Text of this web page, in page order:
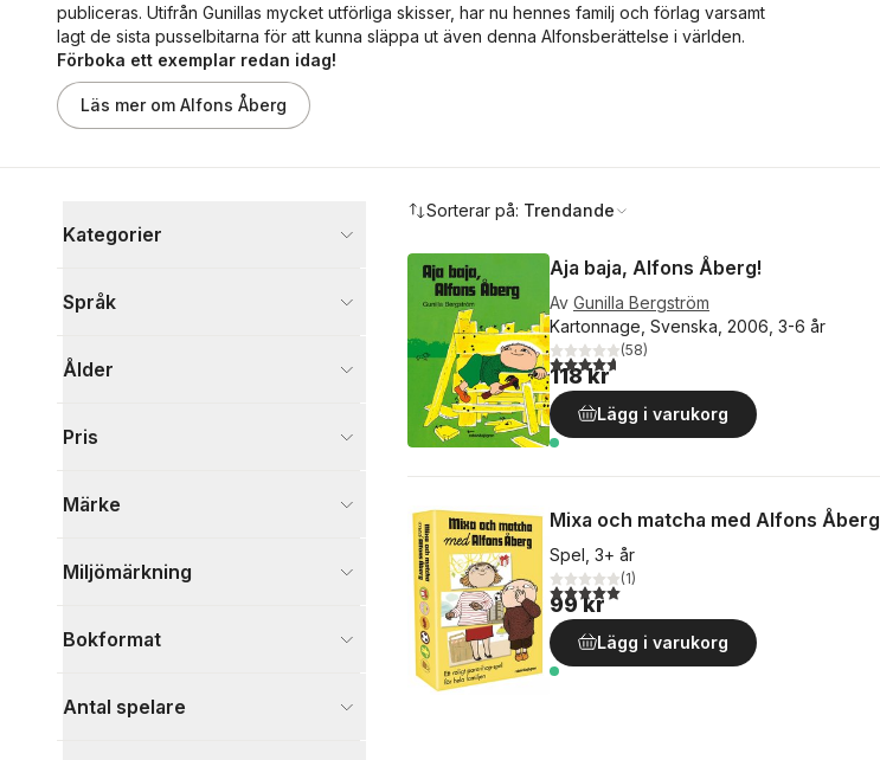
publiceras. Utifrån Gunillas mycket utförliga skisser, har nu hennes familj och förlag varsamt
lagt de sista pusselbitarna för att kunna släppa ut även denna Alfonsberättelse i världen.
Förboka ett exemplar redan idag!
Hoppa över listan
Läs mer om Alfons Åberg
Kategorier
Visa fler
Spel och pussel
1
Visa fler
Språk
Ålder
Pris
Märke
Miljömärkning
Bokformat
Antal spelare
Sorterar på: Trendande
Aja baja, Alfons Åberg!
Av Gunilla Bergström
Kartonnage, Svenska, 2006, 3-6 år
4,7utav 5 stjärnor. Totalt antal röster:
(58)
118 kr
Lägg i varukorg
Mixa och matcha med Alfons Åberg
Spel, 3+ år
5,0utav 5 stjärnor. Totalt antal röster:
(1)
99 kr
Lägg i varukorg